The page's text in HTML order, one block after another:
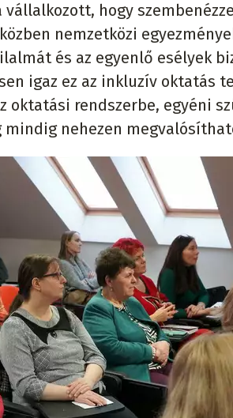
hogy
nemzetközi
és az egyenlő esélyek
igaz ez az inkluzív oktatás
oktatási rendszerbe, egyéni
nehezen